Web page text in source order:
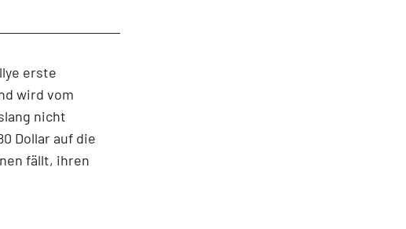
erste
wird vom
nicht
Dollar auf die
fällt, ihren